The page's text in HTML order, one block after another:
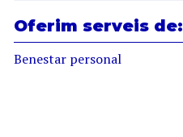
Oferim serveis de:
Benestar personal